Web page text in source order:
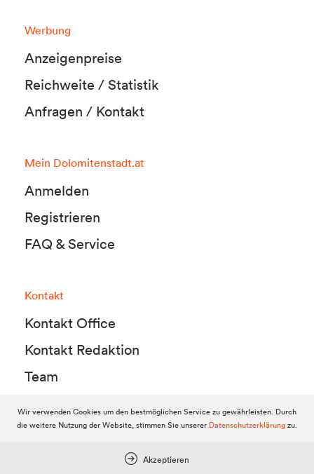
Werbung
Anzeigenpreise
Reichweite / Statistik
Anfragen / Kontakt
Mein Dolomitenstadt.at
Anmelden
Registrieren
FAQ & Service
Kontakt
Kontakt Office
Kontakt Redaktion
Team
© 2010-2026 Dolomitenstadt.at
Wir verwenden Cookies um den bestmöglichen Service zu gewährleisten. Durch
die weitere Nutzung der Website, stimmen Sie unserer Datenschutzerklärungzu.
Akzeptieren